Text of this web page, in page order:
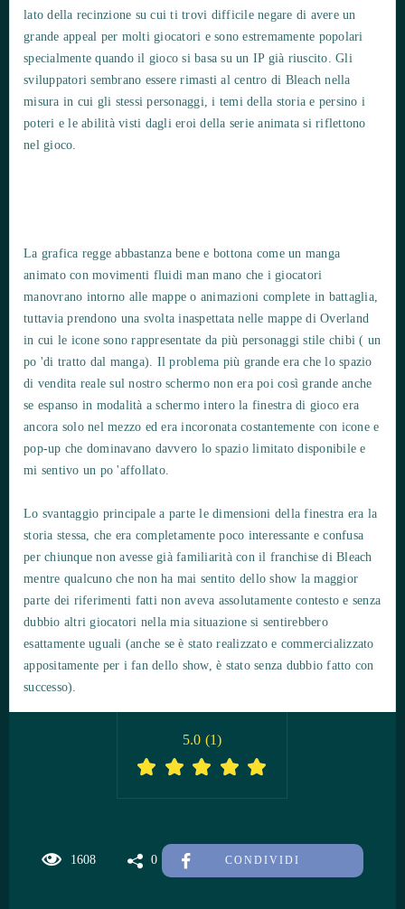
lato della recinzione su cui ti trovi difficile negare di avere un
grande appeal per molti giocatori e sono estremamente popolari
specialmente quando il gioco si basa su un IP già riuscito. Gli
sviluppatori sembrano essere rimasti al centro di Bleach nella
misura in cui gli stessi personaggi, i temi della storia e persino i
poteri e le abilità visti dagli eroi della serie animata si riflettono
nel gioco.
La grafica regge abbastanza bene e bottona come un manga
animato con movimenti fluidi man mano che i giocatori
manovrano intorno alle mappe o animazioni complete in battaglia,
tuttavia prendono una svolta inaspettata nelle mappe di Overland
in cui le icone sono rappresentate da più personaggi stile chibi ( un
po 'di tratto dal manga). Il problema più grande era che lo spazio
di vendita reale sul nostro schermo non era poi così grande anche
se espanso in modalità a schermo intero la finestra di gioco era
ancora solo nel mezzo ed era incoronata costantemente con icone e
pop-up che dominavano davvero lo spazio limitato disponibile e
mi sentivo un po 'affollato.
Lo svantaggio principale a parte le dimensioni della finestra era la
storia stessa, che era completamente poco interessante e confusa
per chiunque non avesse già familiarità con il franchise di Bleach
mentre qualcuno che non ha mai sentito dello show la maggior
parte dei riferimenti fatti non aveva assolutamente contesto e senza
dubbio altri giocatori nella mia situazione si sentirebbero
esattamente uguali (anche se è stato realizzato e commercializzato
appositamente per i fan dello show, è stato senza dubbio fatto con
successo).
1608 0 CONDIVIDI
5.0 (1)